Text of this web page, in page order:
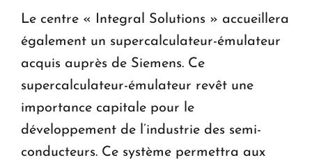
Le centre « Integral Solutions » accueillera
également un supercalculateur-émulateur
acquis auprès de Siemens. Ce
supercalculateur-émulateur revêt une
importance capitale pour le
développement de l’industrie des semi-
conducteurs. Ce système permettra aux